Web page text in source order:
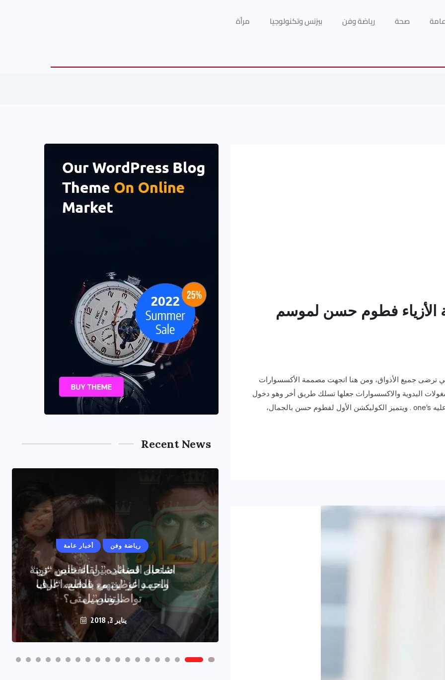
صحة رياضة وفن بيزنس وتكنولوجيا مرأة
الأزياء فطوم حسن لموسم
ترضى جميع الأذواق، ومن هنا اتجهت مصممة الأكسسوارات
اليدوية والاكسسوارات جعلها تسلك طريق أخر وهو دخول
عالم الأزياء بأول كولكشن لموسم صيف ٢٠١٧، حيث أطلقت عليه one’s . ويتميز الكوليكشن الأول لفطوم حسن بالجمال،
Recent News
أخبار عامة رياضة وفن
اشتعال قضائى بين الفنانين “زينه
واحمد عز”ينتهى بالخلع..اعرف
التفاصيل
يناير 2, 2018
رصد كامل للقاء “سميره سعيد”